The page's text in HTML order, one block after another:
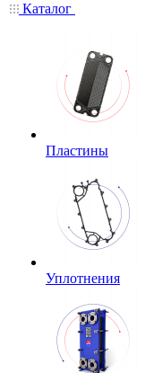
Каталог
Пластины
Уплотнения